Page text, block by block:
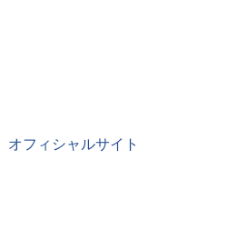
フィシャルサイト